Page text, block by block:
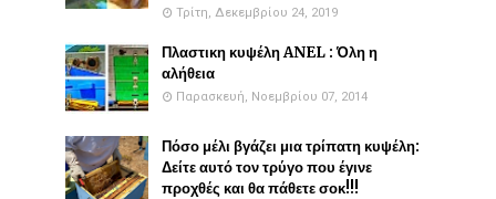
Τρίτη, Δεκεμβρίου 24, 2019
Πλαστικη κυψέλη ANEL : Όλη η
αλήθεια
Παρασκευή, Νοεμβρίου 07, 2014
Πόσο μέλι βγάζει μια τρίπατη κυψέλη:
Δείτε αυτό τον τρύγο που έγινε
προχθές και θα πάθετε σοκ!!!